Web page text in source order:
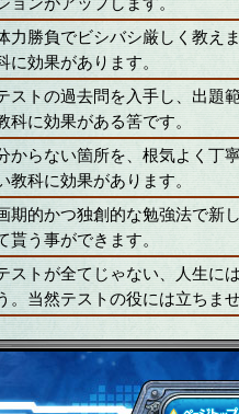
力勝負でビシバシ厳しく教え
に効果があります。
ストの過去問を入手し、出題
科に効果がある筈です。
からない箇所を、根気よく丁
教科に効果があります。
期的かつ独創的な勉強法で新
貰う事ができます。
ストが全てじゃない、人生に
。当然テストの役には立ちま